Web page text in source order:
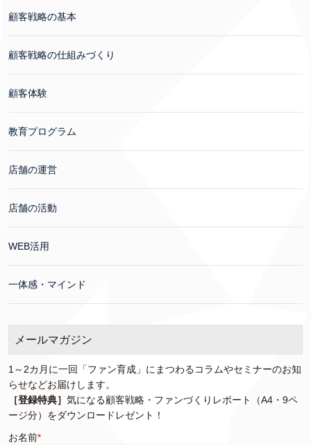
顧客戦略の基本
顧客戦略の仕組みづくり
顧客体験
教育プログラム
店舗の運営
店舗の活動
WEB活用
一体感・マインド
メールマガジン
1～2カ月に一回「ファン育成」にまつわるコラムやセミナーのお知
らせなどお届けします。
［登録特典］ 気になる顧客戦略・ファンづくりレポート（A4・9ペ
ージ分）をダウンロードレゼント！
お名前*